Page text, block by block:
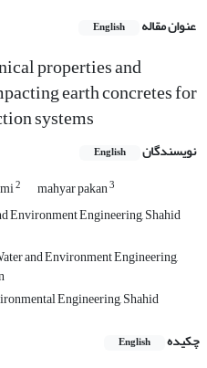
عنوان مقاله English
properties and
earth concretes for
systems
نویسندگان English
2 mahyar pakan3
Environment Engineering, Shahid
and Environment Engineering,
Engineering, Shahid
چکیده
English